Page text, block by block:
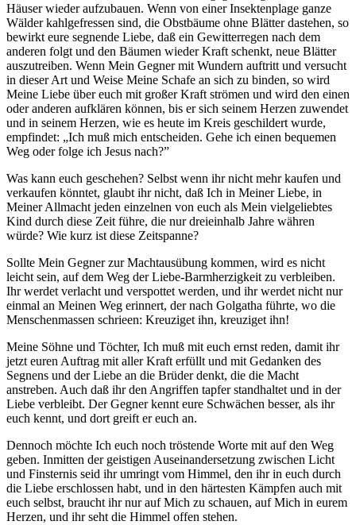
Häuser wieder aufzubauen. Wenn von einer Insektenplage ganze
Wälder kahlgefressen sind, die Obstbäume ohne Blätter dastehen, so
bewirkt eure segnende Liebe, daß ein Gewitterregen nach dem
anderen folgt und den Bäumen wieder Kraft schenkt, neue Blätter
auszutreiben. Wenn Mein Gegner mit Wundern auftritt und versucht
in dieser Art und Weise Meine Schafe an sich zu binden, so wird
Meine Liebe über euch mit großer Kraft strömen und wird den einen
oder anderen aufklären können, bis er sich seinem Herzen zuwendet
und in seinem Herzen, wie es heute im Kreis geschildert wurde,
empfindet: „Ich muß mich entscheiden. Gehe ich einen bequemen
Weg oder folge ich Jesus nach?”
Was kann euch geschehen? Selbst wenn ihr nicht mehr kaufen und
verkaufen könntet, glaubt ihr nicht, daß Ich in Meiner Liebe, in
Meiner Allmacht jeden einzelnen von euch als Mein vielgeliebtes
Kind durch diese Zeit führe, die nur dreieinhalb Jahre währen
würde? Wie kurz ist diese Zeitspanne?
Sollte Mein Gegner zur Machtausübung kommen, wird es nicht
leicht sein, auf dem Weg der Liebe-Barmherzigkeit zu verbleiben.
Ihr werdet verlacht und verspottet werden, und ihr werdet nicht nur
einmal an Meinen Weg erinnert, der nach Golgatha führte, wo die
Menschenmassen schrieen: Kreuziget ihn, kreuziget ihn!
Meine Söhne und Töchter, Ich muß mit euch ernst reden, damit ihr
jetzt euren Auftrag mit aller Kraft erfüllt und mit Gedanken des
Segnens und der Liebe an die Brüder denkt, die die Macht
anstreben. Auch daß ihr den Angriffen tapfer standhaltet und in der
Liebe verbleibt. Der Gegner kennt eure Schwächen besser, als ihr
euch kennt, und dort greift er euch an.
Dennoch möchte Ich euch noch tröstende Worte mit auf den Weg
geben. Inmitten der geistigen Auseinandersetzung zwischen Licht
und Finsternis seid ihr umringt vom Himmel, den ihr in euch durch
die Liebe erschlossen habt, und in den härtesten Kämpfen auch mit
euch selbst, braucht ihr nur auf Mich zu schauen, auf Mich in eurem
Herzen, und ihr seht die Himmel offen stehen.